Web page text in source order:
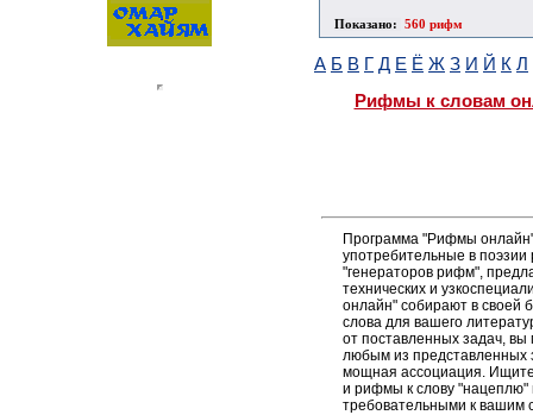
Показано: 560 рифм
А Б В Г Д Е Ё Ж З И Й К Л
Рифмы к словам
Программа "Рифмы
употребительные в
"генераторов рифм",
технических и
онлайн" собирают в своей
слова для вашего
от поставленных задач,
любым из
мощная ассоциация. Ищите
и рифмы к слову "нацеплю"
требовательными к вашим